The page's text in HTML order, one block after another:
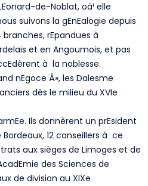
de-Noblat, oà¹ elle
suivons la gEnEalogie depuis
branches, rEpandues à
et en Angoumois, et pas
à la noblesse.
nEgoce Â», les Dalesme
dès le milieu du XVIe
Ils donnèrent un prEsident
12 conseillers à ce
aux sièges de Limoges et de
des Sciences de
de division au XIXe